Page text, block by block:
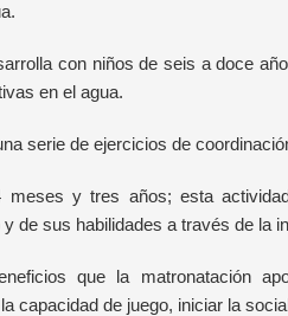
con niños de seis a doce
en el agua.
serie de ejercicios de
y tres años; esta
de sus habilidades a través de la
que la matronatación
capacidad de juego, iniciar la